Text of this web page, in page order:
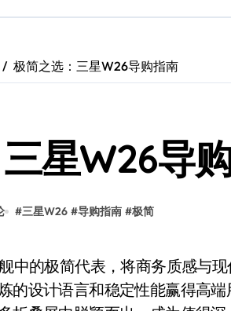
美颜秘籍大公开
潮玩美到炸裂
极简之选：三星W26导购指南
星W26导
#三星W26 #导购指南 #极简
的设计语言和稳定性能赢得高